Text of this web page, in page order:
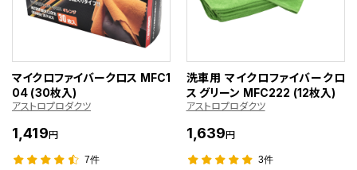
マイクロファイバークロス MFC1
04 (30枚入)
アストロプロダクツ
1,419円
7件
洗車用 マイクロファイバークロ
ス グリーン MFC222 (12枚入)
アストロプロダクツ
1,639円
3件